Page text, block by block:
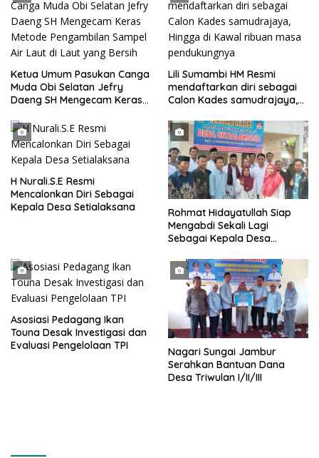
Ketua Umum Pasukan Canga
Muda Obi Selatan Jefry
Daeng SH Mengecam Keras
Air Laut di Laut yang Bersih
Lili Sumambi HM Resmi
mendaftarkan diri sebagai
Calon Kades samudrajaya,
pendukungnya
H Nurali.S.E Resmi
Mencalonkan Diri Sebagai
Kepala Desa Setialaksana
Rohmat Hidayatullah Siap
Mengabdi Sekali Lagi
Sebagai Kepala Desa
Asosiasi Pedagang Ikan
Touna Desak Investigasi dan
Evaluasi Pengelolaan TPI
Nagari Sungai Jambur
Serahkan Bantuan Dana
Desa Triwulan I/II/III